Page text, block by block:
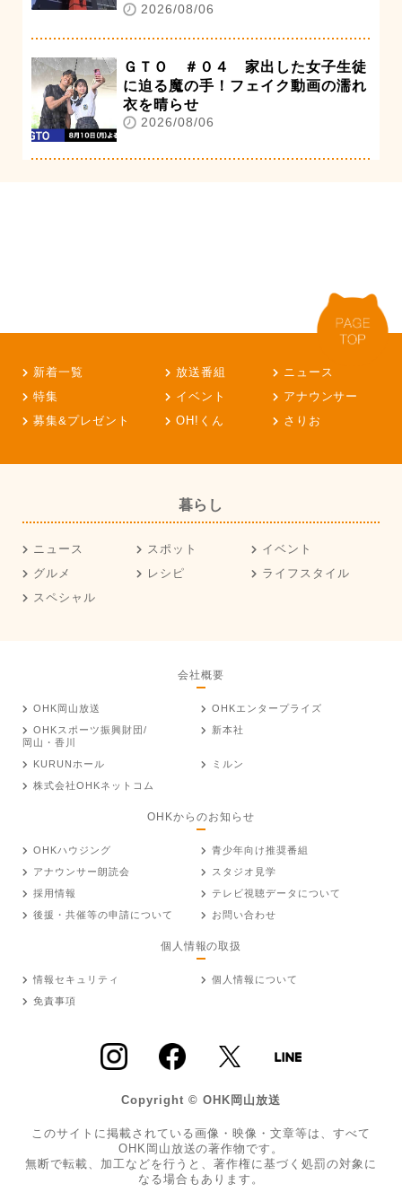
2026/08/06
ＧＴＯ ＃０４ 家出した女子生徒
に迫る魔の手！フェイク動画の濡れ
衣を晴らせ
2026/08/06
新着一覧 放送番組
ニュース
特集
イベント
アナウンサー
募集&プレゼント
OH!くん さりお
暮らし
ニュース スポット
イベント
グルメ
レシピ
ライフスタイル
スペシャル
会社概要
OHK岡山放送
OHKエンタープライズ
OHKスポーツ振興財団/
岡山・香川
新本社
KURUNホール
ミルン
株式会社OHKネットコム
OHKからのお知らせ
OHKハウジング
青少年向け推奨番組
アナウンサー朗読会
スタジオ見学
採用情報
テレビ視聴データについて
後援・共催等の申請について
お問い合わせ
個人情報の取扱
情報セキュリティ
個人情報について
免責事項
Copyright © OHK岡山放送
このサイトに掲載されている画像・映像・文章等は、すべて
OHK岡山放送の著作物です。
無断で転載、加工などを行うと、著作権に基づく処罰の対象に
なる場合もあります。